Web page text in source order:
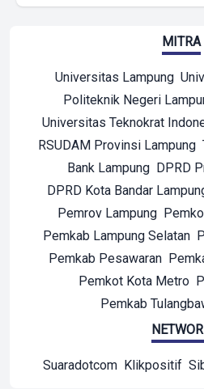
MITRA
Universitas Lampung
Politeknik Negeri
Universitas Teknokrat
RSUDAM Provinsi Lampung
Bank Lampung DPRD
DPRD Kota Bandar
Pemrov Lampung
Pemkab Lampung Selatan
Pemkab Pesawaran
Pemkot Kota Metro
Pemkab
Suaradotcom Klikpositif